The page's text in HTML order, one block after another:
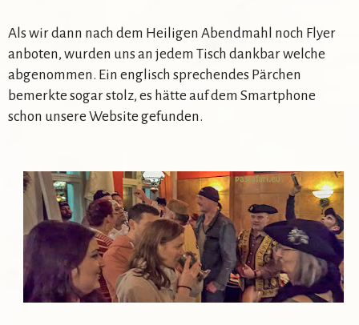
Als wir dann nach dem Heiligen Abendmahl noch Flyer
anboten, wurden uns an jedem Tisch dankbar welche
abgenommen. Ein englisch sprechendes Pärchen
bemerkte sogar stolz, es hätte auf dem Smartphone
schon unsere Website gefunden.